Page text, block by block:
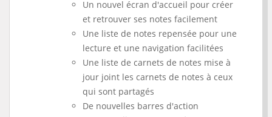
Un nouvel écran d'accueil pour créer
et retrouver ses notes facilement
Une liste de notes repensée pour une
lecture et une navigation facilitées
Une liste de carnets de notes mise à
jour joint les carnets de notes à ceux
qui sont partagés
De nouvelles barres d'action